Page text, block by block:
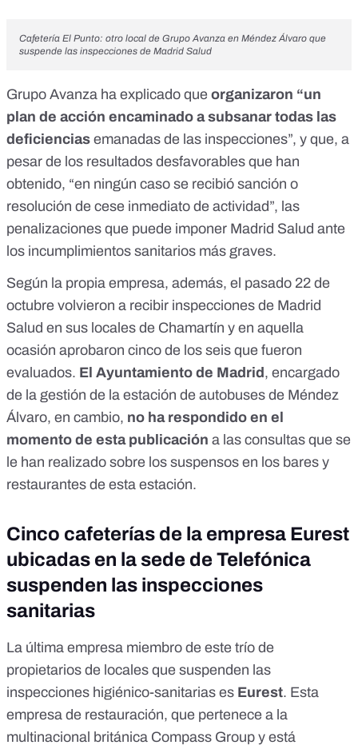
Cafetería El Punto: otro local de Grupo Avanza en Méndez Álvaro que
suspende las inspecciones de Madrid Salud
Grupo Avanza ha explicado que organizaron “un
plan de acción encaminado a subsanar todas las
deficiencias emanadas de las inspecciones”, y que, a
pesar de los resultados desfavorables que han
obtenido, “en ningún caso se recibió sanción o
resolución de cese inmediato de actividad”, las
penalizaciones que puede imponer Madrid Salud ante
los incumplimientos sanitarios más graves.
Según la propia empresa, además, el pasado 22 de
octubre volvieron a recibir inspecciones de Madrid
Salud en sus locales de Chamartín y en aquella
ocasión aprobaron cinco de los seis que fueron
evaluados. El Ayuntamiento de Madrid , encargado
de la gestión de la estación de autobuses de Méndez
Álvaro, en cambio, no ha respondido en el
momento de esta publicación a las consultas que se
le han realizado sobre los suspensos en los bares y
restaurantes de esta estación.
Cinco cafeterías de la empresa Eurest
ubicadas en la sede de Telefónica
suspenden las inspecciones
sanitarias
La última empresa miembro de este trío de
propietarios de locales que suspenden las
inspecciones higiénico-sanitarias es Eurest. Esta
empresa de restauración, que pertenece a la
multinacional británica Compass Group y está